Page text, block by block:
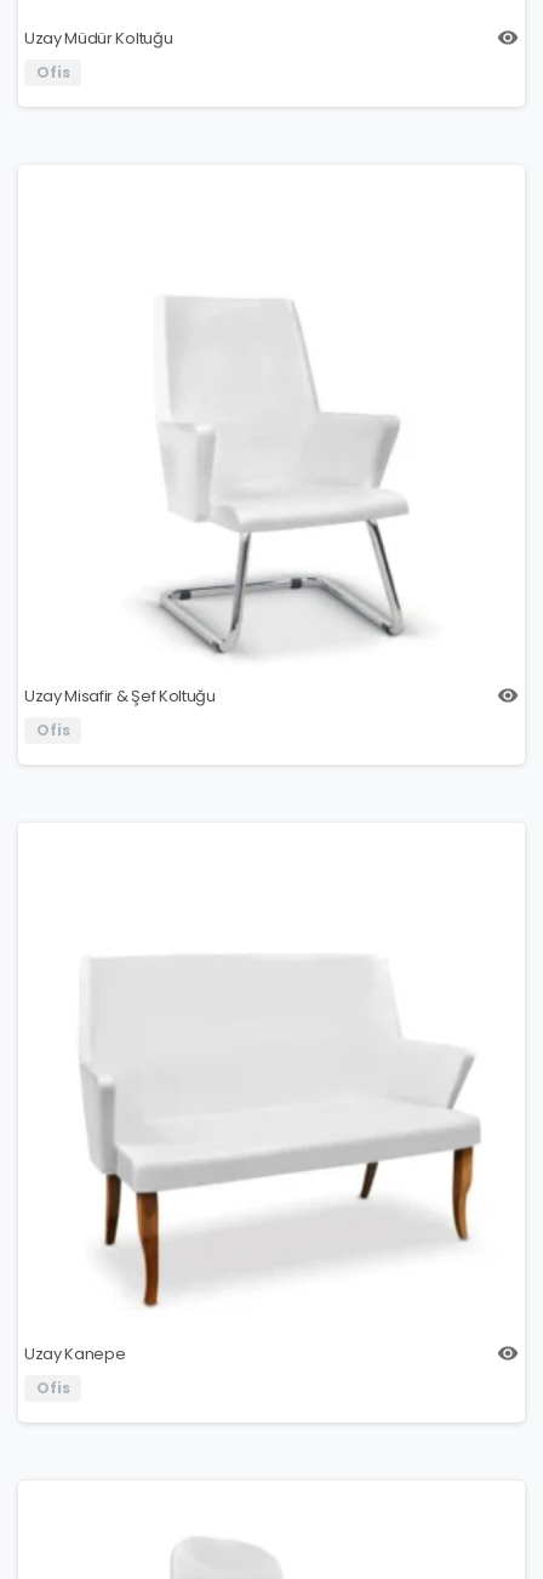
Uzay Müdür Koltuğu
Ofis
Uzay Misafir & Şef Koltuğu
Ofis
Uzay Kanepe
Ofis